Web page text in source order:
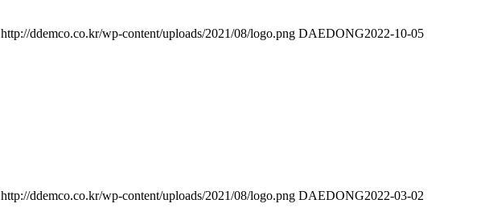
http://ddemco.co.kr/wp-content/uploads/2021/08/logo.png DAEDONG2022-10-05
http://ddemco.co.kr/wp-content/uploads/2021/08/logo.png DAEDONG2022-03-02